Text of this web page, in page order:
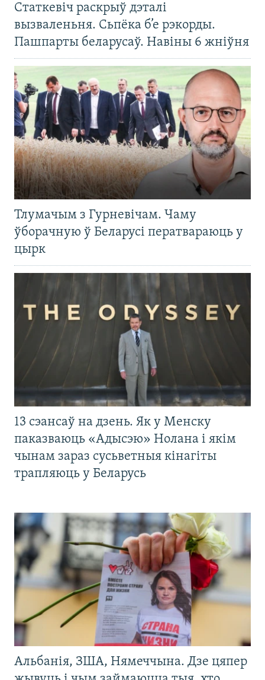
Статкевіч раскрыў дэталі
вызваленьня. Сьпёка б’е рэкорды.
Пашпарты беларусаў. Навіны 6 жніўня
Тлумачым з Гурневічам. Чаму
ўборачную ў Беларусі ператвараюць у
цырк
13 сэансаў на дзень. Як у Менску
паказваюць «Адысэю» Нолана і якім
чынам зараз сусьветныя кінагіты
трапляюць у Беларусь
Альбанія, ЗША, Нямеччына. Дзе цяпер